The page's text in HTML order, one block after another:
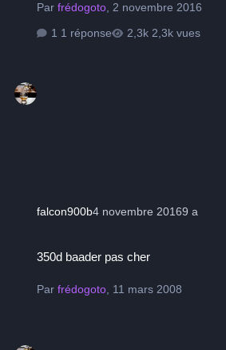
Parfrédogoto,2 novembre 2016
1 réponse
2,3k vues
falcon900b4 novembre 20169 a
350d baader pas cher
Parfrédogoto 11 mars 2008